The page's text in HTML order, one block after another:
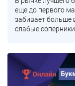
еще до первого
забивает больше
слабые соперники